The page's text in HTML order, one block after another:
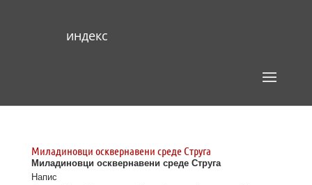
индекс
Миладиновци осквернавени среде Струга
Миладиновци осквернавени среде Струга
Напис